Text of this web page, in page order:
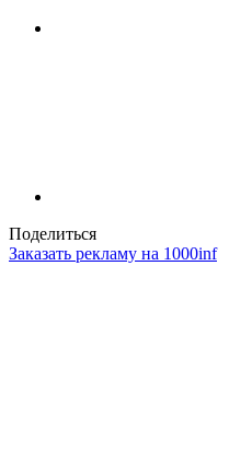
Поделиться
Заказать рекламу на 1000inf